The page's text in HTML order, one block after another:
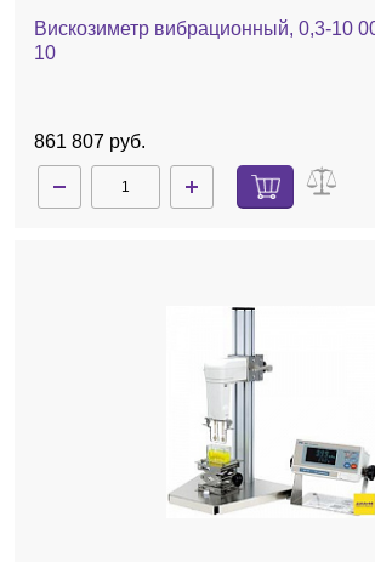
Вискозиметр вибрационный, 0,3-10
10
861 807 руб.